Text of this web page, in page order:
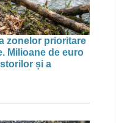
zonelor prioritare
Milioane de euro
și a